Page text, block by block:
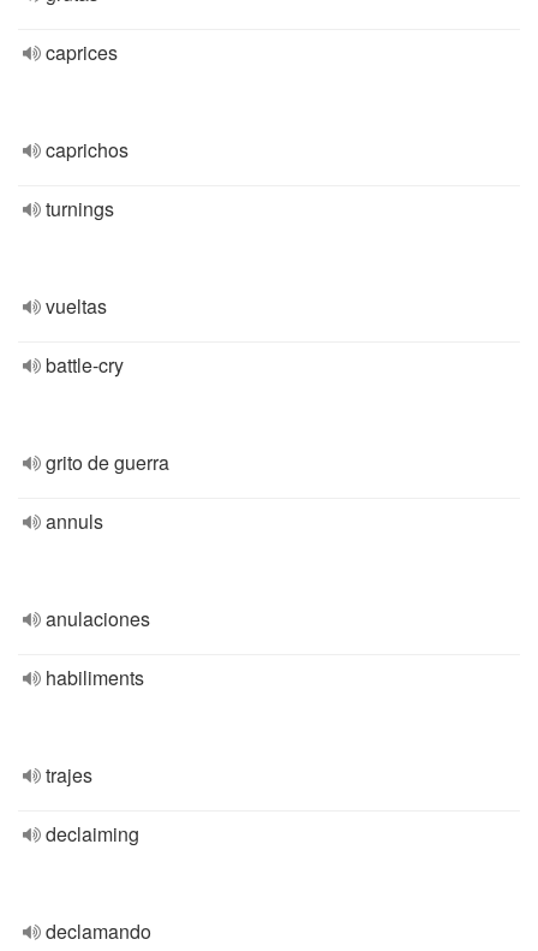
caprices
caprichos
turnings
vueltas
battle-cry
grito de guerra
annuls
anulaciones
habiliments
trajes
declaiming
declamando